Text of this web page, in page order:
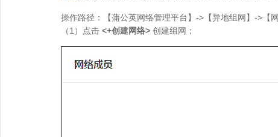
操作路径：【蒲公英网络管理平台】->【异地组网】->【网
（1）点击 <+创建网络> 创建组网；